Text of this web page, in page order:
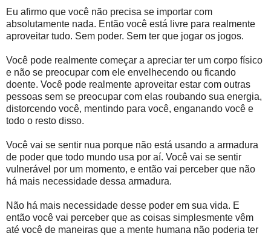
Eu afirmo que você não precisa se importar com
absolutamente nada. Então você está livre para realmente
aproveitar tudo. Sem poder. Sem ter que jogar os jogos.
Você pode realmente começar a apreciar ter um corpo físico
e não se preocupar com ele envelhecendo ou ficando
doente. Você pode realmente aproveitar estar com outras
pessoas sem se preocupar com elas roubando sua energia,
distorcendo você, mentindo para você, enganando você e
todo o resto disso.
Você vai se sentir nua porque não está usando a armadura
de poder que todo mundo usa por aí. Você vai se sentir
vulnerável por um momento, e então vai perceber que não
há mais necessidade dessa armadura.
Não há mais necessidade desse poder em sua vida. E
então você vai perceber que as coisas simplesmente vêm
até você de maneiras que a mente humana não poderia ter